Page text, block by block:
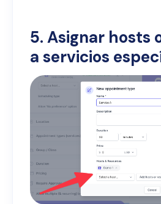
5. Asignar hosts
a servicios